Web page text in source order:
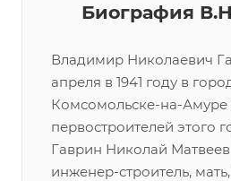
Биография
Владимир Николаевич
апреля в 1941 году в
Комсомольске-на-Амуре
первостроителей этого
Гаврин Николай
инженер-строитель,